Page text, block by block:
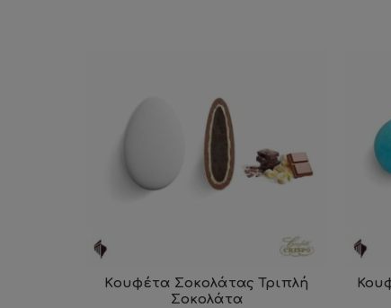
Κουφέτα Σοκολάτας Τριπλή
Σοκολάτα